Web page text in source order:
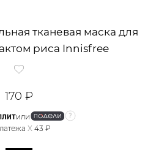
тканевая маска для
риса Innisfree
170 ₽
или
X 43 ₽